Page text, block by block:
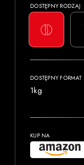
DOSTĘPNY RODZAJ
DOSTĘPNY FORMAT
1kg
KUP NA